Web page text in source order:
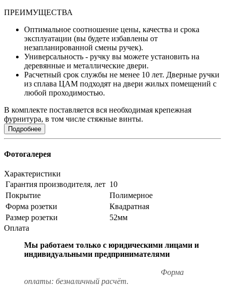
ПРЕИМУЩЕСТВА
Оптимальное соотношение цены, качества и срока
эксплуатации (вы будете избавлены от
незапланированной смены ручек).
Универсальность - ручку вы можете установить на
деревянные и металлические двери.
Расчетный срок службы не менее 10 лет. Дверные ручки
из сплава ЦАМ подходят на двери жилых помещений с
любой проходимостью.
В комплекте поставляется вся необходимая крепежная
фурнитура, в том числе стяжные винты.
Подробнее
Фотогалерея
Характеристики
Гарантия производителя, лет 10
Покрытие
Полимерное
Форма розетки
Квадратная
Размер розетки
52мм
Оплата
Мы работаем только с юридическими лицами и
индивидуальными предпринимателями
Форма
оплаты: безналичный расчёт.